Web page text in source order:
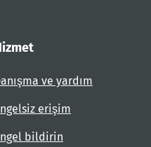
ve yardım
erişim
bildirin